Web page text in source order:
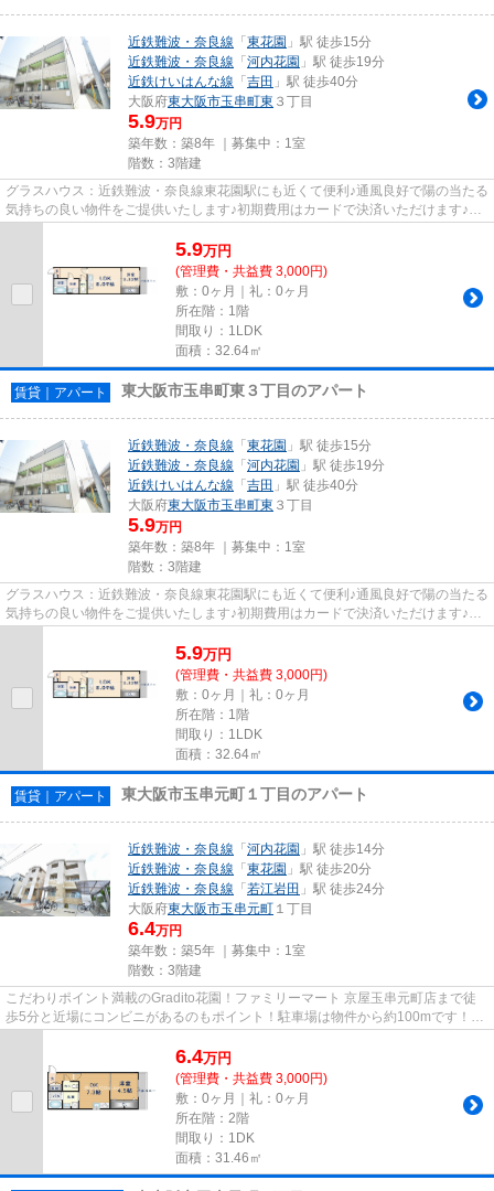
近鉄難波・奈良線 「東花園 」駅 徒歩15分
近鉄難波・奈良線 「河内花園 」駅 徒歩19分
近鉄けいはんな線 「吉田 」駅 徒歩40分
大阪府東大阪市玉串町東 ３丁目
5.9万円
築年数：築8年 ｜募集中： 1室
階数：3階建
グラスハウス：近鉄難波・奈良線東花園駅にも近くて便利♪通風良好で陽の当たる
気持ちの良い物件をご提供いたします♪初期費用はカードで決済いただけます♪行
き先に応じて駅を選べる2駅...
5.9万円
(管理費・共益費 3,000円)
敷：0ヶ月｜礼：0ヶ月
所在階：1階
間取り：1LDK
面積：32.64㎡
賃貸｜アパート 東大阪市玉串町東３丁目のアパート
近鉄難波・奈良線 「東花園 」駅 徒歩15分
近鉄難波・奈良線 「河内花園 」駅 徒歩19分
近鉄けいはんな線 「吉田 」駅 徒歩40分
大阪府東大阪市玉串町東 ３丁目
5.9万円
築年数：築8年 ｜募集中： 1室
階数：3階建
グラスハウス：近鉄難波・奈良線東花園駅にも近くて便利♪通風良好で陽の当たる
気持ちの良い物件をご提供いたします♪初期費用はカードで決済いただけます♪行
き先に応じて駅を選べる2駅...
5.9万円
(管理費・共益費 3,000円)
敷：0ヶ月｜礼：0ヶ月
所在階：1階
間取り：1LDK
面積：32.64㎡
賃貸｜アパート 東大阪市玉串元町１丁目のアパート
近鉄難波・奈良線 「河内花園 」駅 徒歩14分
近鉄難波・奈良線 「東花園 」駅 徒歩20分
近鉄難波・奈良線 「若江岩田 」駅 徒歩24分
大阪府東大阪市玉串元町 １丁目
6.4万円
築年数：築5年 ｜募集中： 1室
階数：3階建
こだわりポイント満載のGradito花園！ファミリーマート 京屋玉串元町店まで徒
歩5分と近場にコンビニがあるのもポイント！駐車場は物件から約100mです！
2021年築の物件です！東大阪市エ...
6.4万円
(管理費・共益費 3,000円)
敷：0ヶ月｜礼：0ヶ月
所在階：2階
間取り：1DK
面積：31.46㎡